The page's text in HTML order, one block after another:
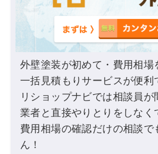
外壁塗装が初めて・費用相場
一括見積もりサービスが便利
リショップナビでは相談員が
業者と直接やりとりをしなく
費用相場の確認だけの相談で
ん！